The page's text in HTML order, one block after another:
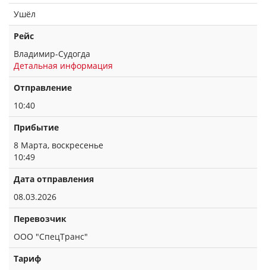
Ушёл
Рейс
Владимир-Судогда
Детальная информация
Отправление
10:40
Прибытие
8 Марта, воскресенье
10:49
Дата отправления
08.03.2026
Перевозчик
ООО "СпецТранс"
Тариф